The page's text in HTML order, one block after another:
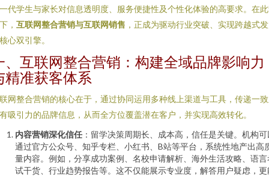
代学生与家长对信息透明度、服务便捷性及个性化体验的高要求。在
， 互联网整合营销与互联网销售 ，正成为驱动行业突破、实现跨越式
心双引擎。
、互联网整合营销：构建全域品牌影响力
精准获客体系
网整合营销的核心在于，通过协同运用多种线上渠道与工具，传递一
吸引力的品牌信息，从而全方位覆盖潜在客户，并实现高效转化。
内容营销深化信任 ：留学决策周期长、成本高，信任是关键。机构
通过官方公众号、知乎专栏、小红书、B站等平台，系统性地产出高
量内容。例如，分享成功案例、名校申请解析、海外生活攻略、语言
试干货、行业趋势报告等。这不仅能展示专业度，解答用户疑虑，更